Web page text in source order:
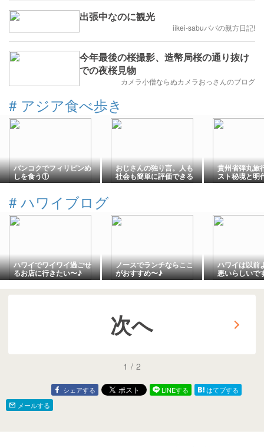
出張中なのに観光
iikei-sabuパパの親方日記!
今年最後の桜撮影、造幣局桜の通り抜け
での夜桜見物
カメラ小僧ならぬカメラおっさんのブログ
# アジア食べ歩き
バンコクでフィリピンめ
しを食う①
おじさんの独り言。人も
社会も簡単に評価できる
ほど単純ではない。
貴州省弾丸
スト秘境と明
の末裔が暮ら
# ハワイブログ
ハワイでワイワイ過ごせ
るお店に行きたい〜♪
ノースでランチならここ
がおすすめ〜♪
ハワイは以前
悪いらしいで
次へ
1 / 2
シェアする LINEする
はてブする
メールする